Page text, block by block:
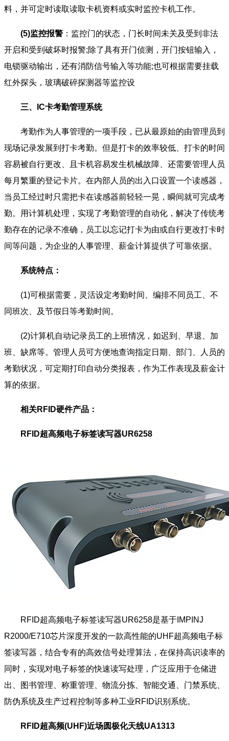
料，并可定时读取读取卡机资料或实时监控卡机工作。
(5)监控报警 ：监控门的状态，门长时间未关及受到非法
开启和受到破坏时报警;除了具有开门侦测，开门按钮输入，
电锁驱动输出，还有消防信号输入等功能;也可根据需要挂载
红外探头，玻璃破碎探测器等监控设
三、IC卡考勤管理系统
考勤作为人事管理的一项手段，已从最原始的由管理员到
现场记录发展到打卡考勤。但是打卡的效率较低、打卡的时间
容易被自行更改、且卡机容易发生机械故障、还需要管理人员
每月繁重的登记卡片。在内部人员的出入口设置一个读感器，
当员工经过时只需把卡在读感器前轻轻一晃，瞬间就可完成考
勤。用计算机处理，实现了考勤管理的自动化，解决了传统考
勤存在的记录不准确，员工以忘记打卡为由或自行更改打卡时
间等问题，为企业的人事管理、薪金计算提供了可靠依据。
系统特点：
(1)可根据需要，灵活设定考勤时间、编排不同员工、不
同班次、及节假日等考勤时间。
(2)计算机自动记录员工的上班情况，如迟到、早退、加
班、缺席等。管理人员可方便地查询指定日期、部门、人员的
考勤状况，可定期打印自动分类报表，作为工作表现及薪金计
算的依据。
相关RFID硬件产品：
RFID超高频电子标签读写器UR6258
RFID超高频电子标签读写器UR6258是基于IMPINJ
R2000/E710芯片深度开发的一款高性能的UHF超高频电子标
签读写器，结合专有的高效信号处理算法，在保持高识读率的
同时，实现对电子标签的快速读写处理，广泛应用于仓储进
出、图书管理、称重管理、物流分拣、智能交通、门禁系统、
防伪系统及生产过程控制等多种工业RFID识别系统。
RFID超高频(UHF)近场圆极化天线UA1313